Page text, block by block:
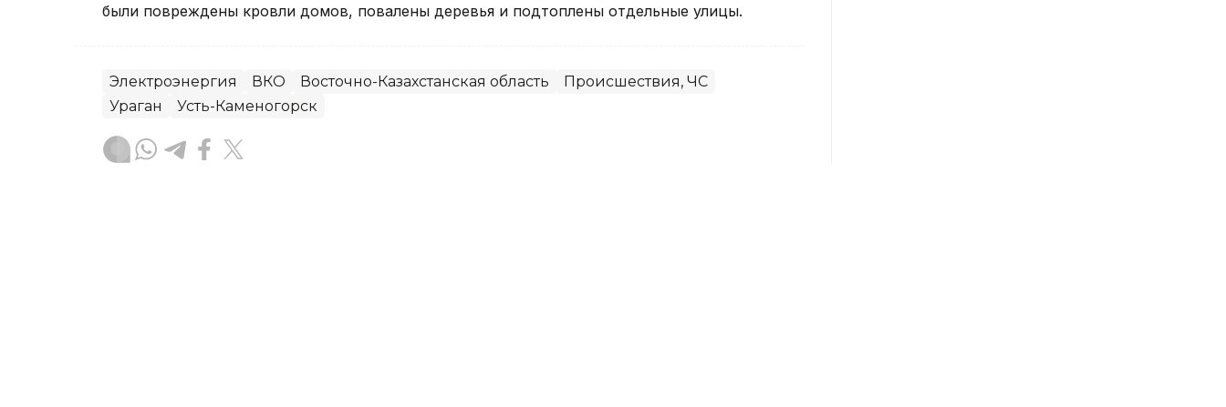
были повреждены кровли домов, повалены деревья и подтоплены отдельные улицы.
Электроэнергия ВКО Восточно-Казахстанская область
Происшествия, ЧС
Ураган
Усть-Каменогорск